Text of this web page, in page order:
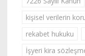
kişisel verilerin
rekabet hukuku
İşyeri kira